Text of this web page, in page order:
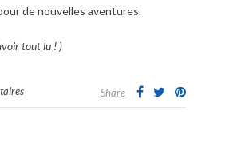
de nouvelles aventures.
tout lu ! )
Share